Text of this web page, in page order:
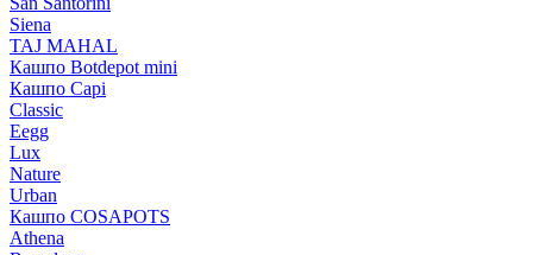
Siena
TAJ MAHAL
Кашпо Botdepot mini
Кашпо Capi
Classic
Eegg
Lux
Nature
Urban
Кашпо COSAPOTS
Athena